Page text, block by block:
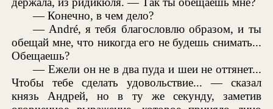
— Конечно, в чем дело?
— André, я тебя благословлю образом, и ты
обещай мне, что никогда его не будешь снимать...
Обещаешь?
— Ежели он не в два пуда и шеи не оттянет...
Чтобы тебе сделать удовольствие... — сказал
князь Андрей, но в ту же секунду, заметив